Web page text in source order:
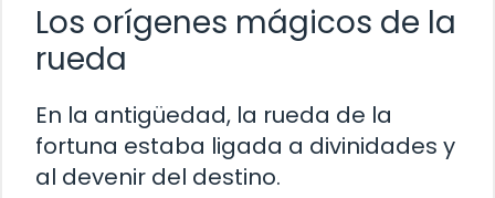
Los orígenes mágicos de la
rueda
En la antigüedad, la rueda de la
fortuna estaba ligada a divinidades y
al devenir del destino.